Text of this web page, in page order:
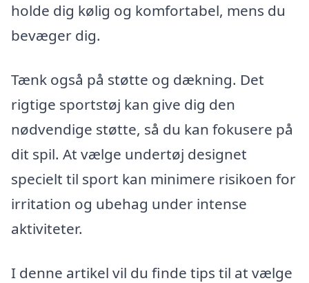
holde dig kølig og komfortabel, mens du
bevæger dig.
Tænk også på støtte og dækning. Det
rigtige sportstøj kan give dig den
nødvendige støtte, så du kan fokusere på
dit spil. At vælge undertøj designet
specielt til sport kan minimere risikoen for
irritation og ubehag under intense
aktiviteter.
I denne artikel vil du finde tips til at vælge